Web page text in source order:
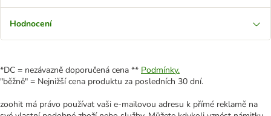
Hodnocení
*DC = nezávazně doporučená cena ** Podmínky.
"běžně" = Nejnižší cena produktu za posledních 30 dní.
zoohit má právo používat vaši e-mailovou adresu k přímé reklamě na